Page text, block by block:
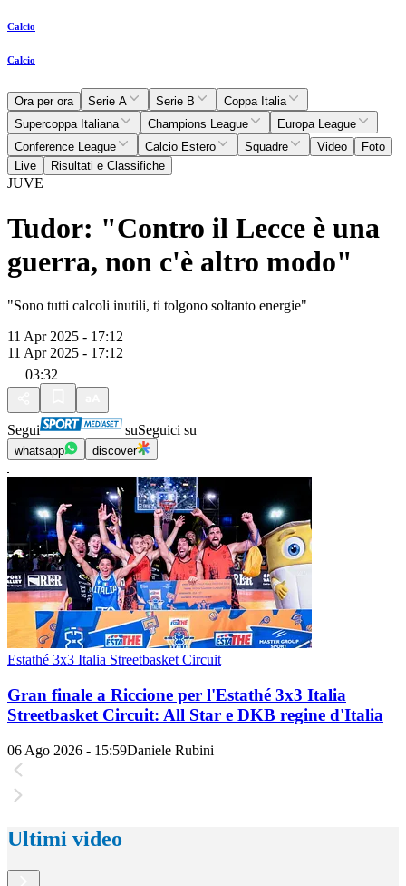
Calcio
Calcio
Ora per ora Serie A Serie B
Coppa Italia
Supercoppa Italiana
Champions League
Europa League
Conference League
Calcio Estero Squadre Video
Foto
Live
Risultati e Classifiche
JUVE
Tudor: "Contro il Lecce è una
guerra, non c'è altro modo"
"Sono tutti calcoli inutili, ti tolgono soltanto energie"
11 Apr 2025 - 17:12
11 Apr 2025 - 17:12
03:32
Segui suSeguici su
whatsapp discover
Estathé 3x3 Italia Streetbasket Circuit
Gran finale a Riccione per l'Estathé 3x3 Italia
Streetbasket Circuit: All Star e DKB regine d'Italia
06 Ago 2026 - 15:59Daniele Rubini
Ultimi video